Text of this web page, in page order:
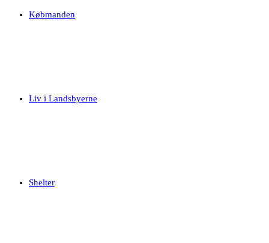
Købmanden
Liv i Landsbyerne
Shelter